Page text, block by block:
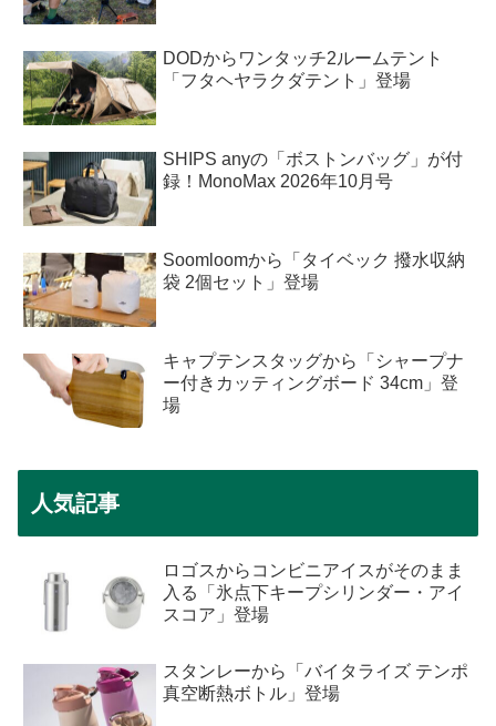
DODからワンタッチ2ルームテント
「フタヘヤラクダテント」登場
SHIPS anyの「ボストンバッグ」が付
録！MonoMax 2026年10月号
Soomloomから「タイベック 撥水収納
袋 2個セット」登場
キャプテンスタッグから「シャープナ
ー付きカッティングボード 34cm」登
場
人気記事
ロゴスからコンビニアイスがそのまま
入る「氷点下キープシリンダー・アイ
スコア」登場
スタンレーから「バイタライズ テンポ
真空断熱ボトル」登場